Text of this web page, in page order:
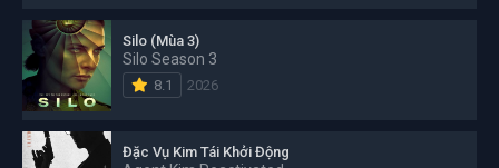
Silo (Mùa 3)
Silo Season 3
8.1 2026
Đặc Vụ Kim Tái Khởi Động